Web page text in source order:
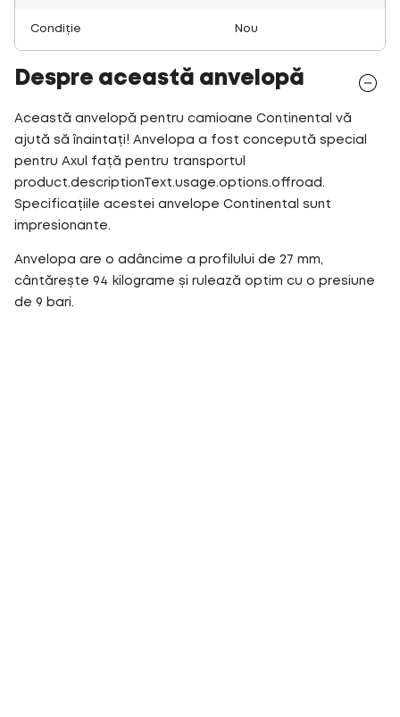
Condiție Nou
Despre această anvelopă
Această anvelopă pentru camioane Continental vă
ajută să înaintați! Anvelopa a fost concepută special
pentru Axul față pentru transportul
product.descriptionText.usage.options.offroad.
Specificațiile acestei anvelope Continental sunt
impresionante.
Anvelopa are o adâncime a profilului de 27 mm,
cântărește 94 kilograme și rulează optim cu o presiune
de 9 bari.